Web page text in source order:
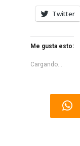
Twitter
Me gusta esto:
Cargando...